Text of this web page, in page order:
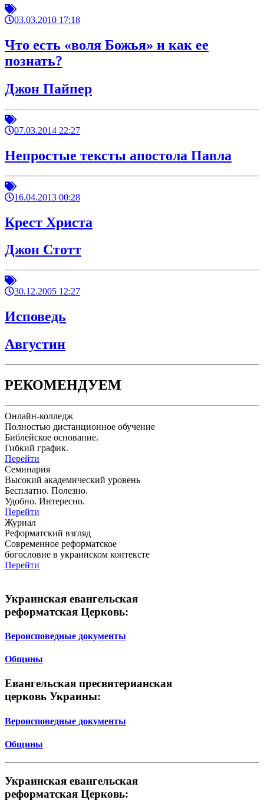
03.03.2010 17:18
Что есть «воля Божья» и как ее
познать?
Джон Пайпер
07.03.2014 22:27
Непростые тексты апостола Павла
16.04.2013 00:28
Крест Христа
Джон Стотт
30.12.2005 12:27
Исповедь
Августин
РЕКОМЕНДУЕМ
Онлайн-колледж
Полностью дистанционное обучение
Библейское основание.
Гибкий график.
Перейти
Семинария
Высокий академический уровень
Бесплатно. Полезно.
Удобно. Интересно.
Перейти
Журнал
Реформатский взгляд
Современное реформатское
богословие в украинском контексте
Перейти
Украинская евангельская
реформатская Церковь:
Вероисповедные документы
Общины
Евангельская пресвитерианская
церковь Украины:
Вероисповедные документы
Общины
Украинская евангельская
реформатская Церковь: